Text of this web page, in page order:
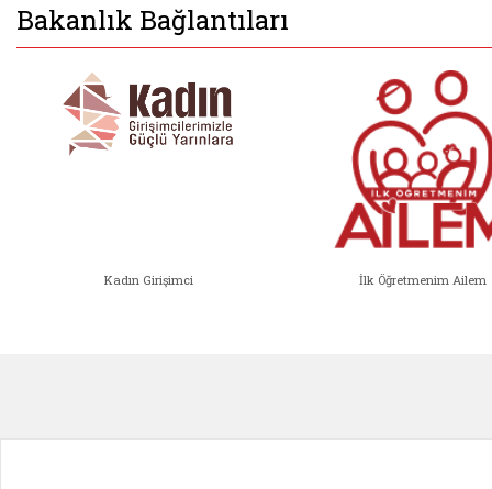
Bakanlık Bağlantıları
Kadın Girişimci İlk Öğretmenim Ailem